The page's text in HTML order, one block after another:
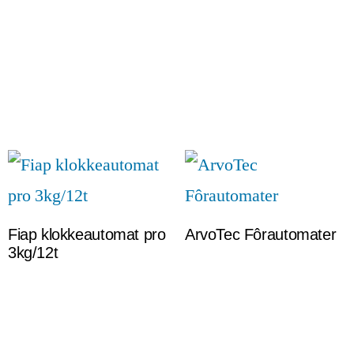
Fiap klokkeautomat pro
3kg/12t
ArvoTec Fôrautomater